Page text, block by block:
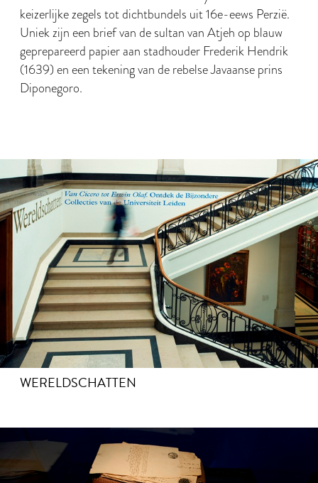
keizerlijke zegels tot dichtbundels uit 16e-eews Perzië.
Uniek zijn een brief van de sultan van Atjeh op blauw
geprepareerd papier aan stadhouder Frederik Hendrik
(1639) en een tekening van de rebelse Javaanse prins
Diponegoro.
WERELDSCHATTEN